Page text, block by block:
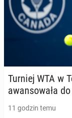
Turniej WTA w
awan­so­wa­ła
11 godzin temu